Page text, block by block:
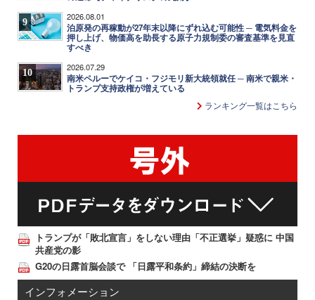
9 2026.08.01
泊原発の再稼動が27年末以降にずれ込む可能性 ─ 電気料金を
押し上げ、物価高を助長する原子力規制委の審査基準を見直
すべき
10 2026.07.29
南米ペルーでケイコ・フジモリ新大統領就任 ─ 南米で親米・
トランプ支持政権が増えている
ランキング一覧はこちら
トランプが「敗北宣言」をしない理由「不正選挙」疑惑に 中国
共産党の影
G20の日露首脳会談で 「日露平和条約」締結の決断を
インフォメーション